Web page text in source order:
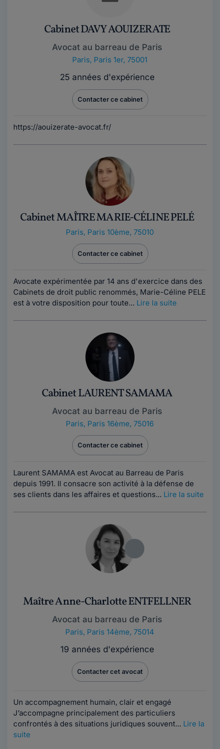
Cabinet DAVY AOUIZERATE
Avocat au barreau de Paris
Paris, Paris 1er, 75001
25 années d'expérience
Contacter ce cabinet
https://aouizerate-avocat.fr/
Cabinet MAÎTRE MARIE-CÉLINE PELÉ
Paris, Paris 10ème, 75010
Contacter ce cabinet
Avocate expérimentée par 14 ans d'exercice dans des
Cabinets de droit public renommés, Marie-Céline PELE
est à votre disposition pour toute... Lire la suite
Cabinet LAURENT SAMAMA
Avocat au barreau de Paris
Paris, Paris 16ème, 75016
Contacter ce cabinet
Laurent SAMAMA est Avocat au Barreau de Paris
depuis 1991. Il consacre son activité à la défense de
ses clients dans les affaires et questions... Lire la suite
Maître Anne-Charlotte ENTFELLNER
Avocat au barreau de Paris
Paris, Paris 14ème, 75014
19 années d'expérience
Contacter cet avocat
Un accompagnement humain, clair et engagé
J’accompagne principalement des particuliers
confrontés à des situations juridiques souvent... Lire la
suite